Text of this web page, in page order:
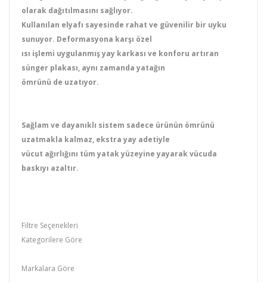
olarak dağıtılmasını sağlıyor.
Kullanılan elyafı sayesinde rahat ve güvenilir bir uyku
sunuyor. Deformasyona karşı özel
ısı işlemi uygulanmış yay karkası ve konforu artıran
sünger plakası, aynı zamanda yatağın
ömrünü de uzatıyor.
Sağlam ve dayanıklı sistem sadece ürünün ömrünü
uzatmakla kalmaz, ekstra yay adetiyle
vücut ağırlığını tüm yatak yüzeyine yayarak vücuda
baskıyı azaltır.
Filtre Seçenekleri
Kategorilere Göre
Markalara Göre